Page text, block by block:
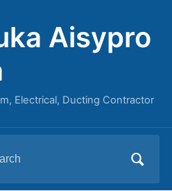
Aisypro
Electrical, Ducting Contractor